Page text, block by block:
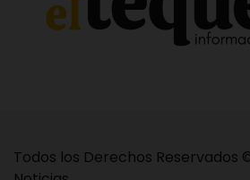
Todos los Derechos Reservados